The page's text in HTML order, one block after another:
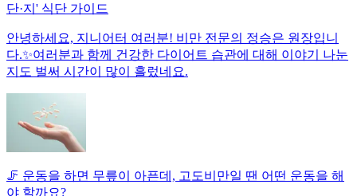
단·지' 식단 가이드
안녕하세요, 지니어터 여러분! 비만 전문의 정승은 원장입니
다.✨여러분과 함께 건강한 다이어트 습관에 대해 이야기 나눈
지도 벌써 시간이 많이 흘렀네요.
🦵 운동을 하면 무릎이 아픈데, 고도비만일 땐 어떤 운동을 해
야 할까요?